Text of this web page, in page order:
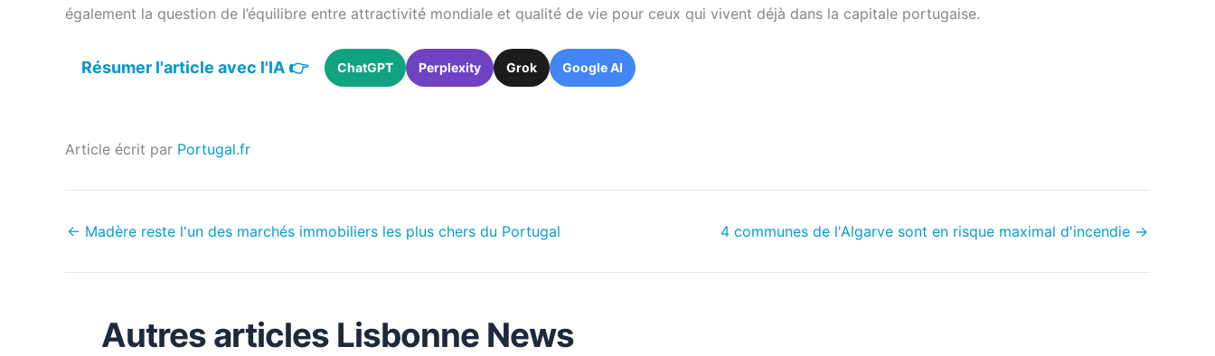
également la question de l’équilibre entre attractivité mondiale et qualité de vie pour ceux qui vivent déjà dans la capitale portugaise.
Résumer l'article avec l'IA 👉 ChatGPT Perplexity Grok Google AI
Article écrit par Portugal.fr
← Madère reste l'un des marchés immobiliers les plus chers du Portugal 4 communes de l'Algarve sont en risque maximal d'incendie →
Autres articles Lisbonne News